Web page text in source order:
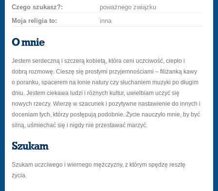
Czego szukasz?:
poważnego związku
Moja religia to:
inna
O mnie
Jestem serdeczną i szczerą kobietą, która ceni uczciwość, ciepło i
dobrą rozmowę. Cieszę się prostymi przyjemnościami – filiżanką kawy
o poranku, spacerem na łonie natury czy słuchaniem muzyki po długim
dniu. Jestem ciekawa ludzi i różnych kultur, uwielbiam uczyć się
nowych rzeczy. Wierzę w szacunek i pozytywne nastawienie do innych i
doceniam tych, którzy postępują podobnie. Życie nauczyło mnie, by być
silną, uśmiechać się i nigdy nie przestawać marzyć.
Szukam
Szukam uczciwego i wiernego mężczyzny, z którym spędzę resztę
życia.